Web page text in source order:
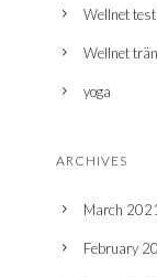
Wellnet
Wellnet
yoga
ARCHIVES
March 2021
February